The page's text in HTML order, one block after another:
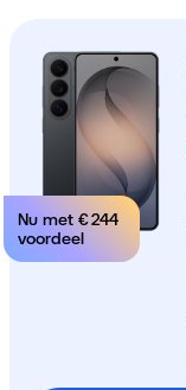
Nu met € 244
voordeel